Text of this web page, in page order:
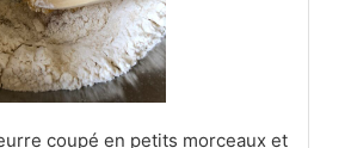
coupé en petits morceaux et